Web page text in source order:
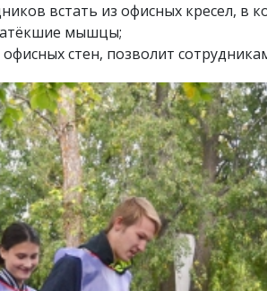
встать из офисных кресел, в
мышцы;
стен, позволит